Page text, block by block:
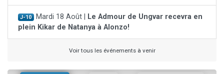
J-10 Mardi 18 Août |
Le Admour de Ungvar recevra en
plein Kikar de Natanya à Alonzo!
Voir tous les événements à venir